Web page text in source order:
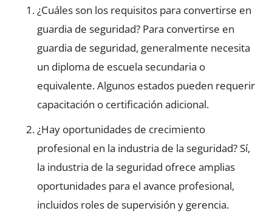
¿Cuáles son los requisitos para convertirse en
guardia de seguridad? Para convertirse en
guardia de seguridad, generalmente necesita
un diploma de escuela secundaria o
equivalente. Algunos estados pueden requerir
capacitación o certificación adicional.
¿Hay oportunidades de crecimiento
profesional en la industria de la seguridad? Sí,
la industria de la seguridad ofrece amplias
oportunidades para el avance profesional,
incluidos roles de supervisión y gerencia.